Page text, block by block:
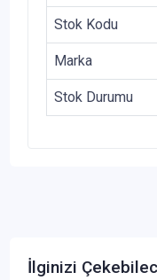
Stok Kodu
Marka
Stok Durumu
İlginizi